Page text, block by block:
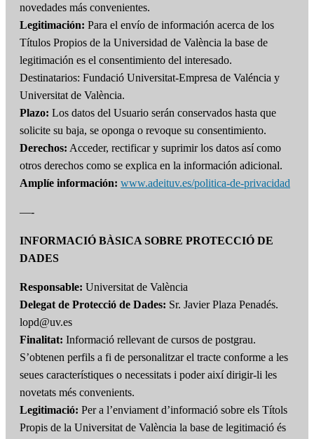
novedades más convenientes.
Legitimación: Para el envío de información acerca de los
Títulos Propios de la Universidad de València la base de
legitimación es el consentimiento del interesado.
Destinatarios: Fundació Universitat-Empresa de Valéncia y
Universitat de València.
Plazo: Los datos del Usuario serán conservados hasta que
solicite su baja, se oponga o revoque su consentimiento.
Derechos: Acceder, rectificar y suprimir los datos así como
otros derechos como se explica en la información adicional.
Amplíe información: www.adeituv.es/politica-de-privacidad
—-
INFORMACIÓ BÀSICA SOBRE PROTECCIÓ DE
DADES
Responsable: Universitat de València
Delegat de Protecció de Dades: Sr. Javier Plaza Penadés.
lopd@uv.es
Finalitat: Informació rellevant de cursos de postgrau.
S’obtenen perfils a fi de personalitzar el tracte conforme a les
seues característiques o necessitats i poder així dirigir-li les
novetats més convenients.
Legitimació: Per a l’enviament d’informació sobre els Títols
Propis de la Universitat de València la base de legitimació és